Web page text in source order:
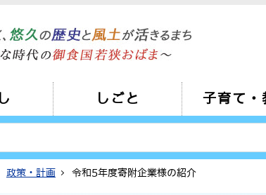
しごと 子育て・
政策・計画 令和5年度寄附企業様の紹介